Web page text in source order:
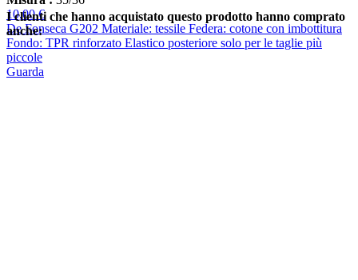
10,00 €
De Fonseca G202 Materiale: tessile Federa: cotone con imbottitura
Fondo: TPR rinforzato Elastico posteriore solo per le taglie più
piccole
Guarda
I clienti che hanno acquistato questo prodotto hanno comprato
anche: